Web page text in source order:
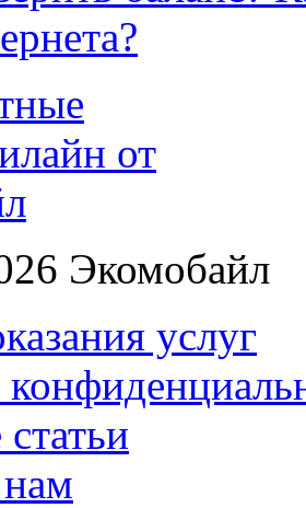
Экомобайл
услуг